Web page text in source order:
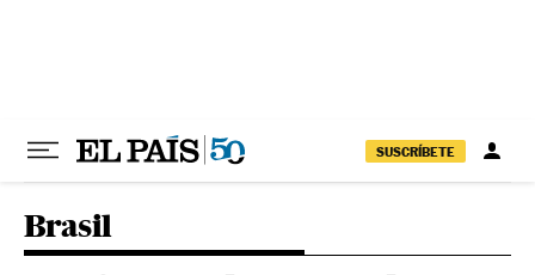
SUSCRÍBETE
Brasil